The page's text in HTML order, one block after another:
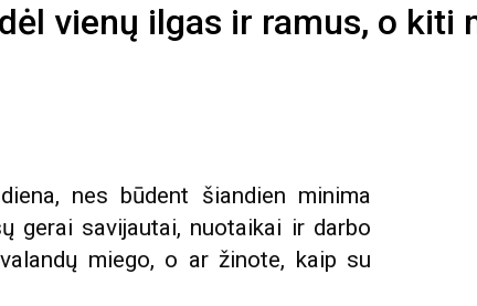
vienų ilgas ir ramus, o kiti
nes būdent šiandien minima
gerai savijautai, nuotaikai ir darbo
miego, o ar žinote, kaip su